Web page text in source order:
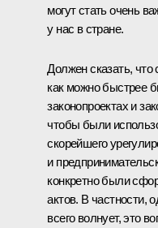
могут стать очень
у нас в стране.
Должен сказать, что
как можно быстрее
законопроектах и
чтобы были
скорейшего
и
конкретно были
актов. В частности,
всего волнует, это